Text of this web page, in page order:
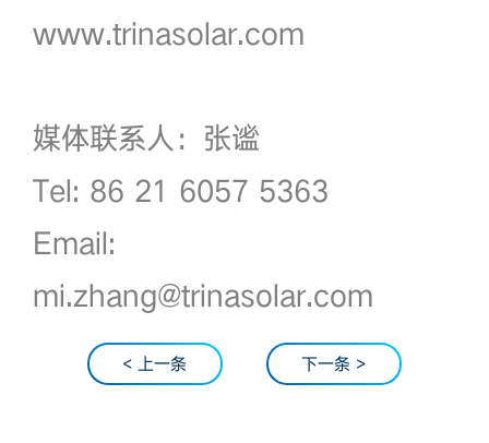
www.trinasolar.com
媒体联系人：张谧
Tel: 86 21 6057 5363
Email:
mi.zhang@trinasolar.com
< 上一条 下一条 >